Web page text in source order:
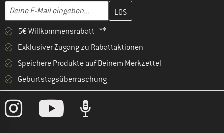
E-Mail-Adresse
Gib hier deine E-Mail-Adresse ein und erstelle im nächsten
5€ Willkommensrabatt **
Exklusiver Zugang zu Rabattaktionen
Speichere Produkte auf Deinem Merkzettel
Geburtstagsüberraschung